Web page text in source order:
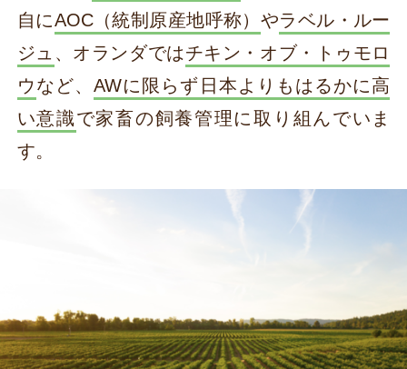
自にAOC（統制原産地呼称） やラベル・ルー
ジュ 、オランダではチキン・オブ・トゥモロ
ウ など、AWに限らず日本よりもはるかに高
い意識で家畜の飼養管理に取り組んでいま
す。